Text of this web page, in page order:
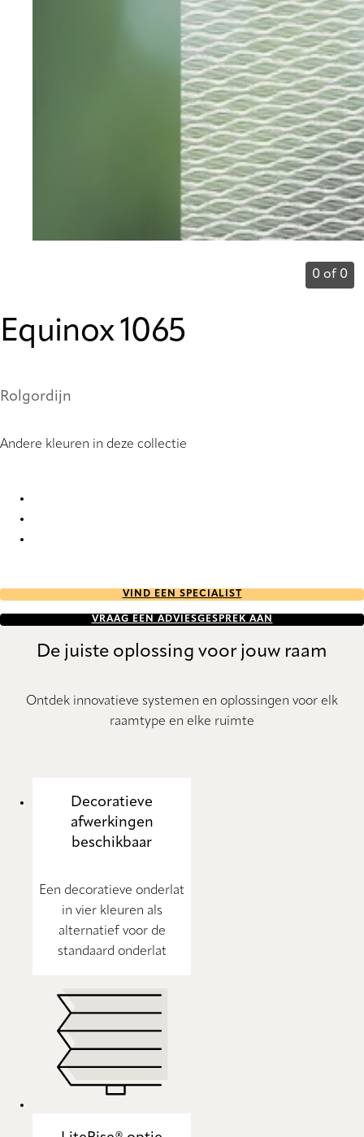
0 of 0
Equinox 1065
Rolgordijn
Andere kleuren in deze collectie
VIND EEN SPECIALIST
VRAAG EEN ADVIESGESPREK AAN
De juiste oplossing voor jouw raam
Ontdek innovatieve systemen en oplossingen voor elk
raamtype en elke ruimte
Decoratieve
afwerkingen
beschikbaar
Een decoratieve onderlat
in vier kleuren als
alternatief voor de
standaard onderlat